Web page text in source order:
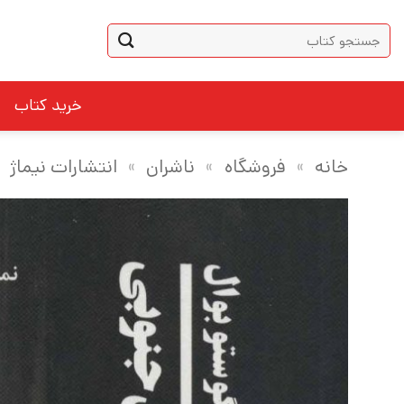
content
جستجو
برای:
خرید کتاب
خانه » فروشگاه » ناشران » انتشارات نیماژ